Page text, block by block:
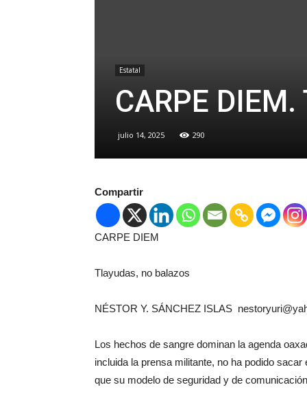
Estatal
CARPE
julio 14, 2025 290
Compartir
CARPE DIEM
Tlayudas, no balazos
NÉSTOR Y. SÁNCHEZ ISLAS
Los hechos de sangre dominan la agenda
incluida la prensa militante, no ha podido
que su modelo de seguridad y de